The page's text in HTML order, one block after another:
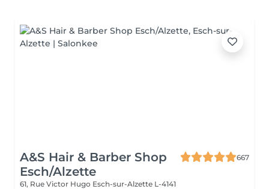
A&S Hair & Barber Shop
Esch/Alzette
667
61, Rue Victor Hugo Esch-sur-Alzette L-4141